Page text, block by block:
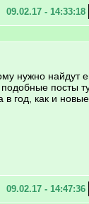
09.02.17 - 14:33:18
нужно найдут
посты
в год, как и
09.02.17 - 14:47:36